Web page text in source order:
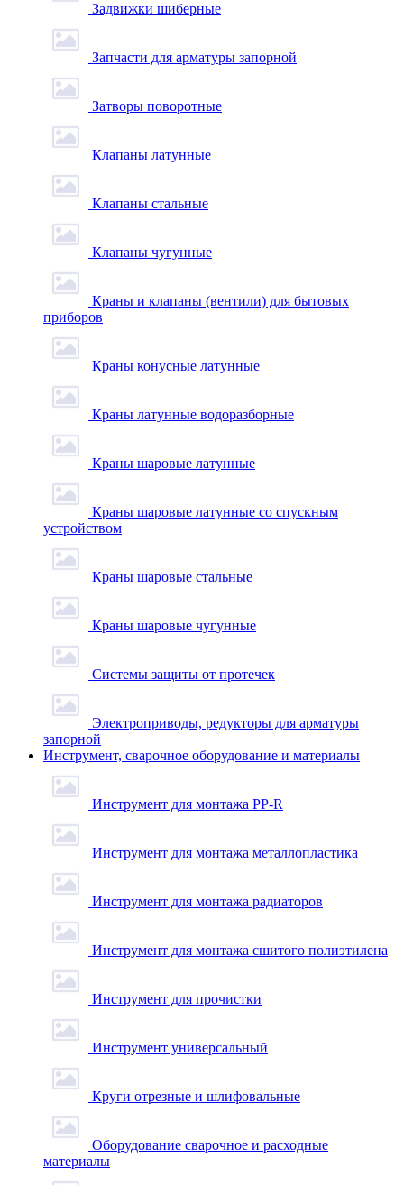
Задвижки шиберные
Запчасти для арматуры запорной
Затворы поворотные
Клапаны латунные
Клапаны стальные
Клапаны чугунные
Краны и клапаны (вентили) для бытовых
приборов
Краны конусные латунные
Краны латунные водоразборные
Краны шаровые латунные
Краны шаровые латунные со спускным
устройством
Краны шаровые стальные
Краны шаровые чугунные
Системы защиты от протечек
Электроприводы, редукторы для арматуры
запорной
Инструмент, сварочное оборудование и материалы
Инструмент для монтажа PP-R
Инструмент для монтажа металлопластика
Инструмент для монтажа радиаторов
Инструмент для монтажа сшитого полиэтилена
Инструмент для прочистки
Инструмент универсальный
Круги отрезные и шлифовальные
Оборудование сварочное и расходные
материалы